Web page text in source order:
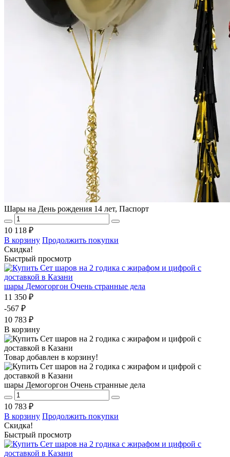
Шары на День рождения 14 лет, Паспорт
10 118 ₽
В корзину Продолжить покупки
Скидка!
Быстрый просмотр
шары Демогоргон Очень странные дела
11 350 ₽
-567 ₽
10 783 ₽
В корзину
Товар добавлен в корзину!
шары Демогоргон Очень странные дела
10 783 ₽
В корзину Продолжить покупки
Скидка!
Быстрый просмотр